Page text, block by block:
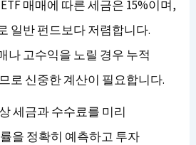
매매에 따른 세금은 15%이며,
일반 펀드보다 저렴합니다.
나 고수익을 노릴 경우 누적
로 신중한 계산이 필요합니다.
세금과 수수료를 미리
을 정확히 예측하고 투자